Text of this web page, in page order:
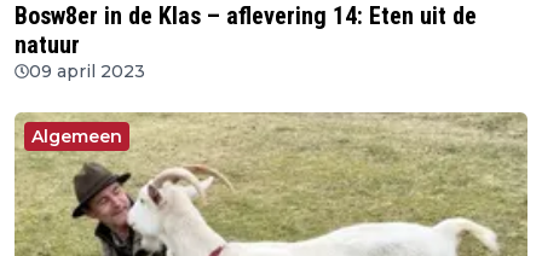
Bosw8er in de Klas – aflevering 14: Eten uit de
natuur
09 april 2023
Algemeen